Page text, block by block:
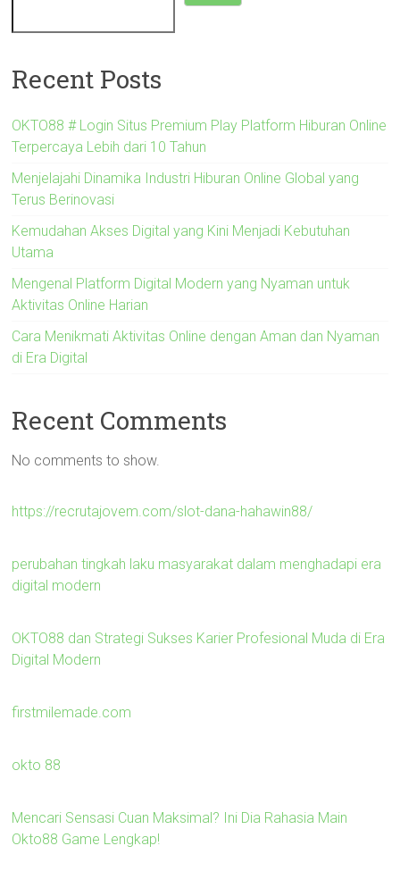
Recent Posts
OKTO88 # Login Situs Premium Play Platform Hiburan Online
Terpercaya Lebih dari 10 Tahun
Menjelajahi Dinamika Industri Hiburan Online Global yang
Terus Berinovasi
Kemudahan Akses Digital yang Kini Menjadi Kebutuhan
Utama
Mengenal Platform Digital Modern yang Nyaman untuk
Aktivitas Online Harian
Cara Menikmati Aktivitas Online dengan Aman dan Nyaman
di Era Digital
Recent Comments
No comments to show.
https://recrutajovem.com/slot-dana-hahawin88/
perubahan tingkah laku masyarakat dalam menghadapi era
digital modern
OKTO88 dan Strategi Sukses Karier Profesional Muda di Era
Digital Modern
firstmilemade.com
okto 88
Mencari Sensasi Cuan Maksimal? Ini Dia Rahasia Main
Okto88 Game Lengkap!